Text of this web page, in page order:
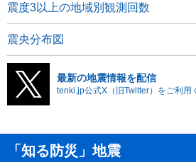
震度3以上の地域別観測回数
震央分布図
最新の地震情報を配信
tenki.jp公式X（旧Twitter）をご利用
「知る防災」地震